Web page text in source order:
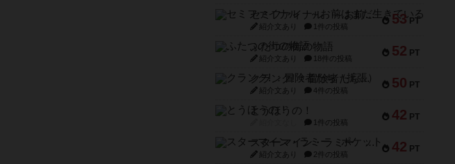
53 PT
セミファイナル ～お前はまだ生きている～
紹介文あり 1件の投稿
52 PT
ふたつの街の物語
紹介文あり 18件の投稿
50 PT
クランク! ：冒険者たち（拡張）
紹介文あり 4件の投稿
42 PT
とうほうの！
1件の投稿
42 PT
スターマイン・ラミー ポケット
紹介文あり 2件の投稿